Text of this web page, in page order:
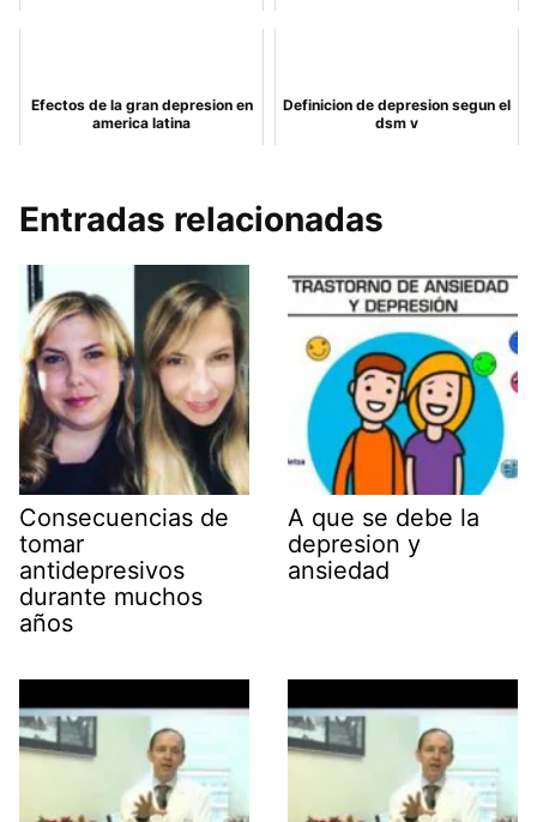
Efectos de la gran depresion en
america latina
Definicion de depresion segun el
dsm v
Entradas relacionadas
Consecuencias de
tomar
antidepresivos
durante muchos
años
A que se debe la
depresion y
ansiedad